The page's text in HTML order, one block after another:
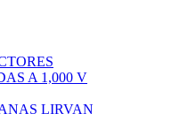
A 1,000 V
LIRVAN